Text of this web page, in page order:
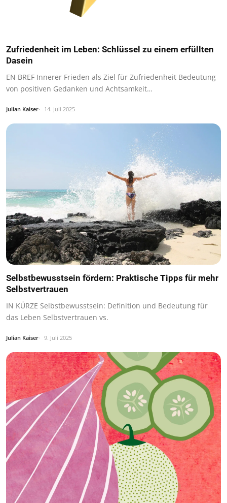
Zufriedenheit im Leben: Schlüssel zu einem erfüllten
Dasein
EN BREF Innerer Frieden als Ziel für Zufriedenheit Bedeutung
von positiven Gedanken und Achtsamkeit…
Julian Kaiser 14. Juli 2025
Selbstbewusstsein fördern: Praktische Tipps für mehr
Selbstvertrauen
IN KÜRZE Selbstbewusstsein: Definition und Bedeutung für
das Leben Selbstvertrauen vs.
Julian Kaiser 9. Juli 2025